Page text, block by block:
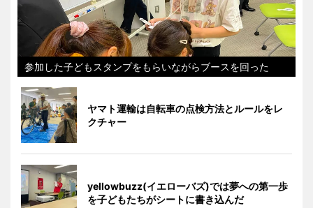
参加した子どもスタンプをもらいながらブースを回った
ヤマト運輸は自転車の点検方法とルールをレ
クチャー
yellowbuzz(イエローバズ)では夢への第一歩
を子どもたちがシートに書き込んだ